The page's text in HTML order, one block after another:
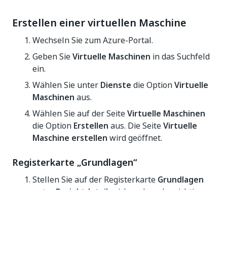
Erstellen einer virtuellen Maschine
Wechseln Sie zum Azure-Portal.
Geben SieVirtuelle Maschinen in das Suchfeld
ein.
Wählen Sie unter Dienste die OptionVirtuelle
Maschinen aus.
Wählen Sie auf der SeiteVirtuelle Maschinen
die Option Erstellen aus. Die SeiteVirtuelle
Maschine erstellen wird geöffnet.
Registerkarte „Grundlagen“
Stellen Sie auf der Registerkarte Grundlagen
unter Projektdetails
sicher, dass das richtige